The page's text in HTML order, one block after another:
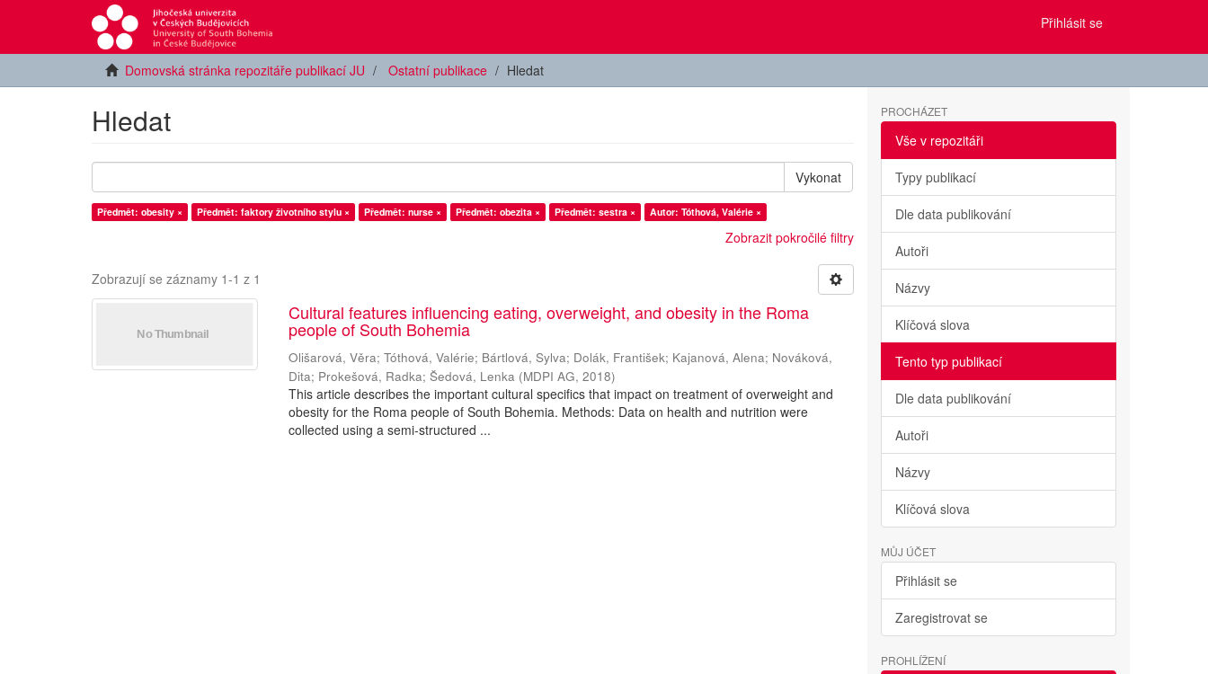
Přihlásit se
Domovská stránka repozitáře publikací JU Ostatní publikace Hledat
Hledat
Vykonat
Předmět: obesity × Předmět: faktory životního stylu × Předmět: nurse × Předmět: obezita × Předmět: sestra × Autor: Tóthová, Valérie ×
Zobrazit pokročilé filtry
Zobrazují se záznamy 1-1 z 1
Cultural features influencing eating, overweight, and obesity in the Roma
people of South Bohemia
Olišarová, Věra;Tóthová, Valérie; Bártlová, Sylva; Dolák, František; Kajanová, Alena; Nováková,
Dita; Prokešová, Radka;Šedová, Lenka (MDPI AG,2018)
This article describes the important cultural specifics that impact on treatment of overweight and
obesity for the Roma people of South Bohemia. Methods: Data on health and nutrition were
collected using a semi-structured ...
PROCHÁZET
Vše v repozitáři
Typy publikací
Dle data publikování
Autoři
Názvy
Klíčová slova
Tento typ publikací
Dle data publikování
Autoři
Názvy
Klíčová slova
MŮJ ÚČET
Přihlásit se
Zaregistrovat se
PROHLÍŽENÍ